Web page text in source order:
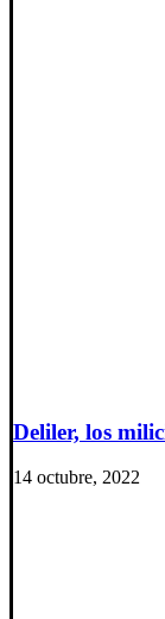
Deliler, los
14 octubre, 2022